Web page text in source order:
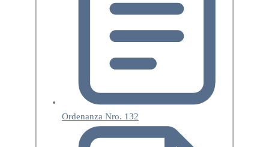
Ordenanza Nro. 132